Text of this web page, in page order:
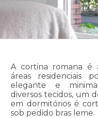
A cortina romana é
áreas residenciais
elegante e
diversos tecidos, um
em dormitórios é
sob pedido bras leme.